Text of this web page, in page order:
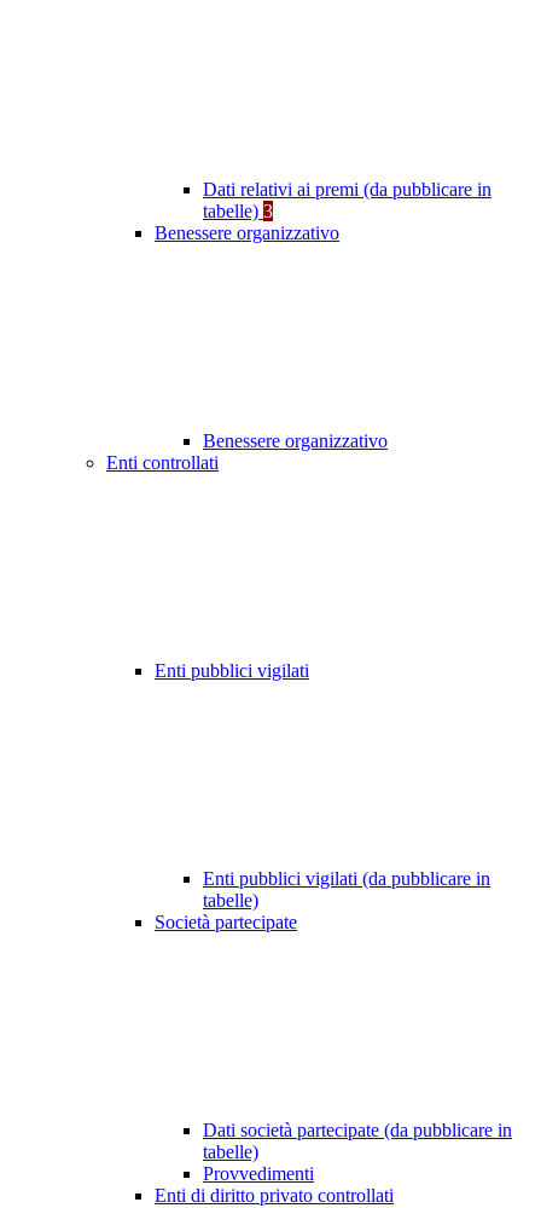
Dati relativi ai premi (da pubblicare in
tabelle) 3
Benessere organizzativo
Benessere organizzativo
Enti controllati
Enti pubblici vigilati
Enti pubblici vigilati (da pubblicare in
tabelle)
Società partecipate
Dati società partecipate (da pubblicare in
tabelle)
Provvedimenti
Enti di diritto privato controllati